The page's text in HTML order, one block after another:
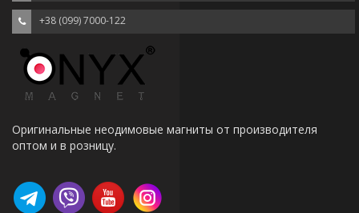
+38 (099) 7000-122
Оригинальные неодимовые магниты от производителя
оптом и в розницу.